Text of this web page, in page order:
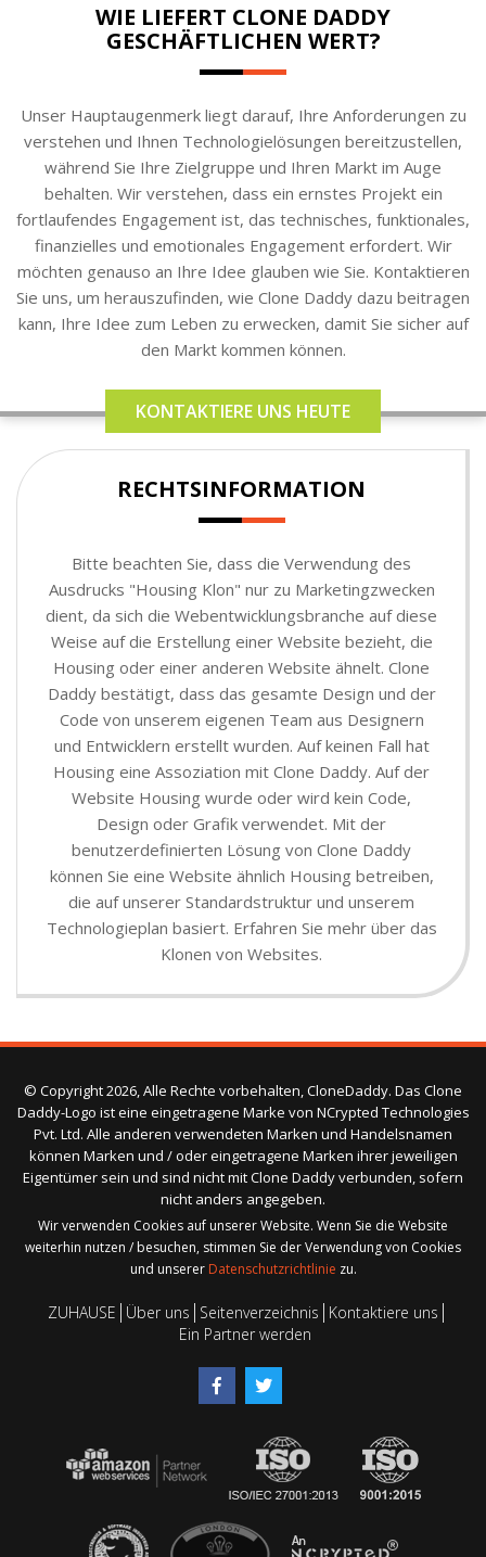
WIE LIEFERT CLONE DADDY
GESCHÄFTLICHEN WERT?
Unser Hauptaugenmerk liegt darauf, Ihre Anforderungen zu
verstehen und Ihnen Technologielösungen bereitzustellen,
während Sie Ihre Zielgruppe und Ihren Markt im Auge
behalten. Wir verstehen, dass ein ernstes Projekt ein
fortlaufendes Engagement ist, das technisches, funktionales,
finanzielles und emotionales Engagement erfordert. Wir
möchten genauso an Ihre Idee glauben wie Sie. Kontaktieren
Sie uns, um herauszufinden, wie Clone Daddy dazu beitragen
kann, Ihre Idee zum Leben zu erwecken, damit Sie sicher auf
den Markt kommen können.
KONTAKTIERE UNS HEUTE
RECHTSINFORMATION
Bitte beachten Sie, dass die Verwendung des
Ausdrucks "Housing Klon" nur zu Marketingzwecken
dient, da sich die Webentwicklungsbranche auf diese
Weise auf die Erstellung einer Website bezieht, die
Housing oder einer anderen Website ähnelt. Clone
Daddy bestätigt, dass das gesamte Design und der
Code von unserem eigenen Team aus Designern
und Entwicklern erstellt wurden. Auf keinen Fall hat
Housing eine Assoziation mit Clone Daddy. Auf der
Website Housing wurde oder wird kein Code,
Design oder Grafik verwendet. Mit der
benutzerdefinierten Lösung von Clone Daddy
können Sie eine Website ähnlich Housing betreiben,
die auf unserer Standardstruktur und unserem
Technologieplan basiert. Erfahren Sie mehr über das
Klonen von Websites.
© Copyright 2026, Alle Rechte vorbehalten, CloneDaddy. Das Clone
Daddy-Logo ist eine eingetragene Marke von NCrypted Technologies
Pvt. Ltd. Alle anderen verwendeten Marken und Handelsnamen
können Marken und / oder eingetragene Marken ihrer jeweiligen
Eigentümer sein und sind nicht mit Clone Daddy verbunden, sofern
nicht anders angegeben.
Wir verwenden Cookies auf unserer Website. Wenn Sie die Website
weiterhin nutzen / besuchen, stimmen Sie der Verwendung von Cookies
und unserer Datenschutzrichtlinie zu.
ZUHAUSE Über uns Seitenverzeichnis Kontaktiere uns
Ein Partner werden